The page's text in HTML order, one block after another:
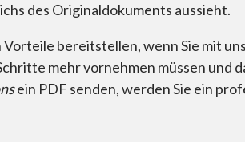
des Originaldokuments aussieht.
bereitstellen, wenn Sie mit
mehr vornehmen müssen und
ein PDF senden, werden Sie ein